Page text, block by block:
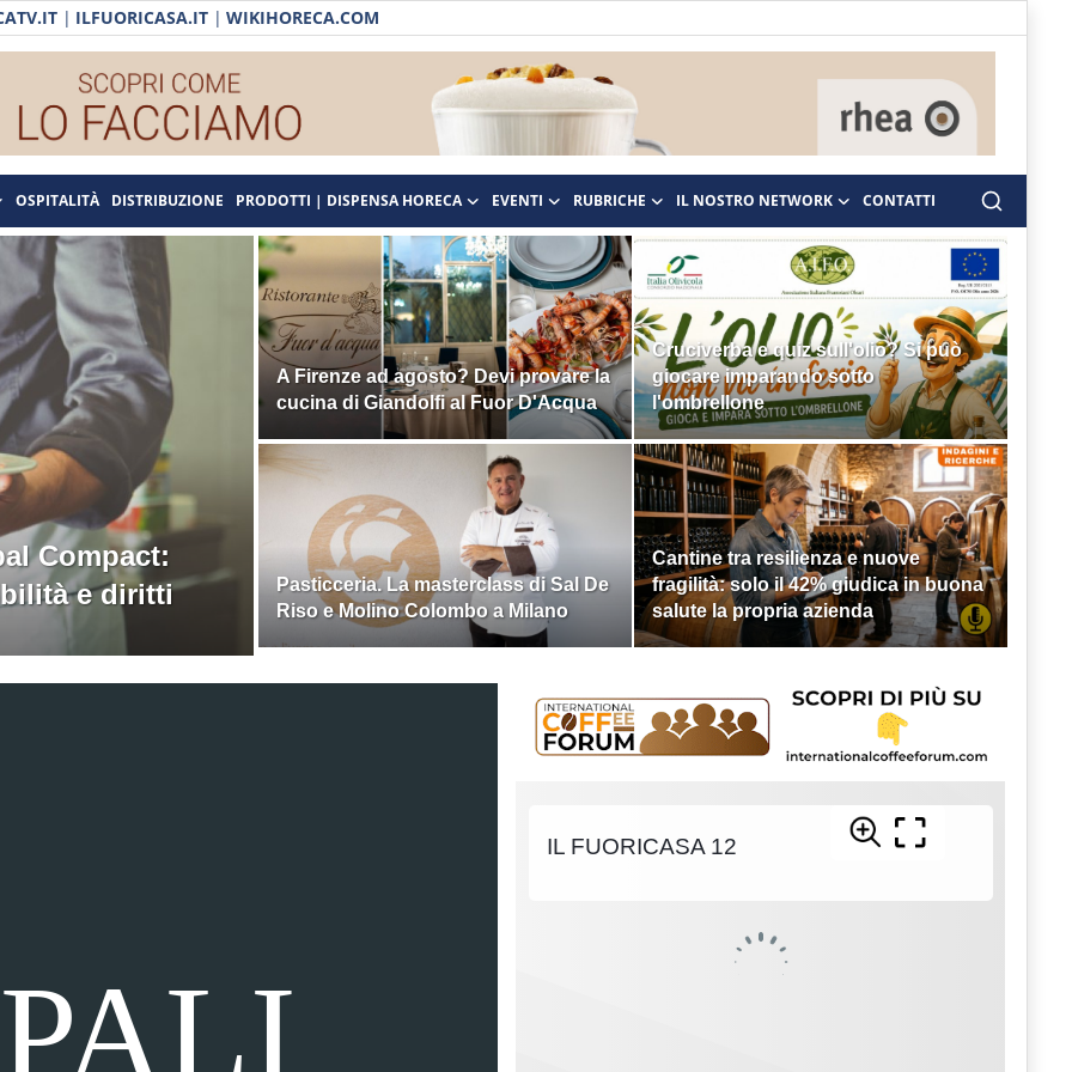
| ILFUORICASA.IT | WIKIHORECA.COM
OSPITALITÀ DISTRIBUZIONE PRODOTTI | DISPENSA HORECA EVENTI RUBRICHE IL NOSTRO NETWORK CONTATTI
Compact:
e diritti
A Firenze ad agosto? Devi provare la
cucina di Giandolfi al Fuor D'Acqua
Cruciverba e quiz sull'olio? Si può
giocare imparando sotto
l'ombrellone
Pasticceria. La masterclass di Sal De
Riso e Molino Colombo a Milano
Cantine tra resilienza e nuove
fragilità: solo il 42% giudica in buona
salute la propria azienda